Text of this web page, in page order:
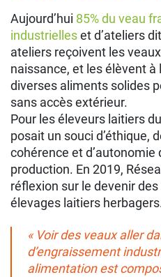
Aujourd’hui 85% du veau
industrielleset d’ateliers
ateliers reçoivent les
naissance, et les élèvent à
diverses aliments solides
sans accès extérieur.
Pour les éleveurs laitiers
posait un souci d’éthique,
cohérence et d’autonomie
production. En 2019,
réflexion sur le devenir
élevages laitiers
« Voir des veaux aller
d’engraissement
alimentation est